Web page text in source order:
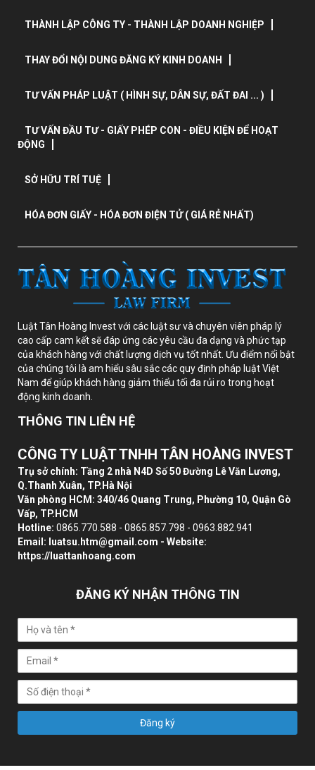
THÀNH LẬP CÔNG TY - THÀNH LẬP DOANH NGHIỆP
THAY ĐỔI NỘI DUNG ĐĂNG KÝ KINH DOANH
TƯ VẤN PHÁP LUẬT ( HÌNH SỰ, DÂN SỰ, ĐẤT ĐAI ... )
TƯ VẤN ĐẦU TƯ - GIẤY PHÉP CON - ĐIỀU KIỆN ĐỂ HOẠT
ĐỘNG
SỞ HỮU TRÍ TUỆ
HÓA ĐƠN GIẤY - HÓA ĐƠN ĐIỆN TỬ ( GIÁ RẺ NHẤT)
Luật Tân Hoàng Invest với các luật sư và chuyên viên pháp lý
cao cấp cam kết sẽ đáp ứng các yêu cầu đa dạng và phức tạp
của khách hàng với chất lượng dịch vụ tốt nhất. Ưu điểm nổi bật
của chúng tôi là am hiểu sâu sắc các quy định pháp luật Việt
Nam để giúp khách hàng giảm thiểu tối đa rủi ro trong hoạt
động kinh doanh.
THÔNG TIN LIÊN HỆ
CÔNG TY LUẬT TNHH TÂN HOÀNG INVEST
Trụ sở chính: Tầng 2 nhà N4D Số 50 Đường Lê Văn Lương,
Q.Thanh Xuân, TP.Hà Nội
Văn phòng HCM: 340/46 Quang Trung, Phường 10, Quận Gò
Vấp, TP.HCM
Hotline: 0865.770.588 - 0865.857.798 - 0963.882.941
Email: luatsu.htm@gmail.com - Website:
https://luattanhoang.com
ĐĂNG KÝ NHẬN THÔNG TIN
Đăng ký